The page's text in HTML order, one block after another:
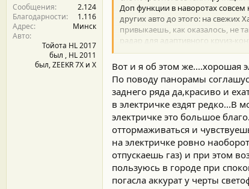
и
:
Сообщения
2.124
Благодарности
1.116
Адрес
Минск
Авто
Тойота HL 2017
был , HL 2011
был, ZEEKR 7X и Х
Доп функции в наворотах
других авто до этого: на свежих
привыкаешь, как оказалось, не
радар для адаптивного круиз-
до нуля. Радары слепых зон и
теперь не представляю, как
присылали штрафы.
Зарядка только от дом розетки,
заряд/разряд.
Единственно что нафиг не нужно
По пробегу на выходных вышло
То есть с одной зарядки 320-330
Таможка - $0.00
Утиль сбор - $0,00
Налог на транспорт - $0,00
Бесплатные парковки в городе.
Короче - зело понравилось.
Вот и я об этом же....хорошая
По поводу панорамы
заднего ряда да,красиво и
в электричке ездят редко...В
электричке это большое
оттормаживаться и
на электричке ровно
отпускаешь газ) и при этом
пользуюсь в городе при
погасла аккурат у черты